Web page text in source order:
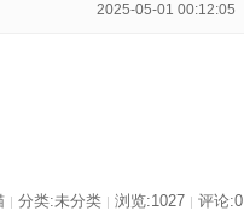
2025-05-01 00:12:05
| 分类:未分类 | 浏览:1027 | 评论:0